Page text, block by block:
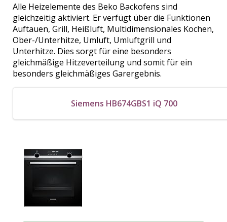
Alle Heizelemente des Beko Backofens sind
gleichzeitig aktiviert. Er verfügt über die Funktionen
Auftauen, Grill, Heißluft, Multidimensionales Kochen,
Ober-/Unterhitze, Umluft, Umluftgrill und
Unterhitze. Dies sorgt für eine besonders
gleichmäßige Hitzeverteilung und somit für ein
besonders gleichmäßiges Garergebnis.
Siemens HB674GBS1 iQ 700